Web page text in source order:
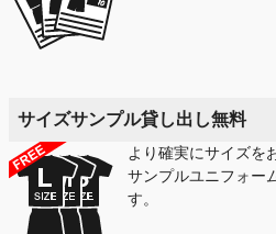
サイズサンプル貸し出し無料
より確実にサイズを
サンプルユニフォー
す。